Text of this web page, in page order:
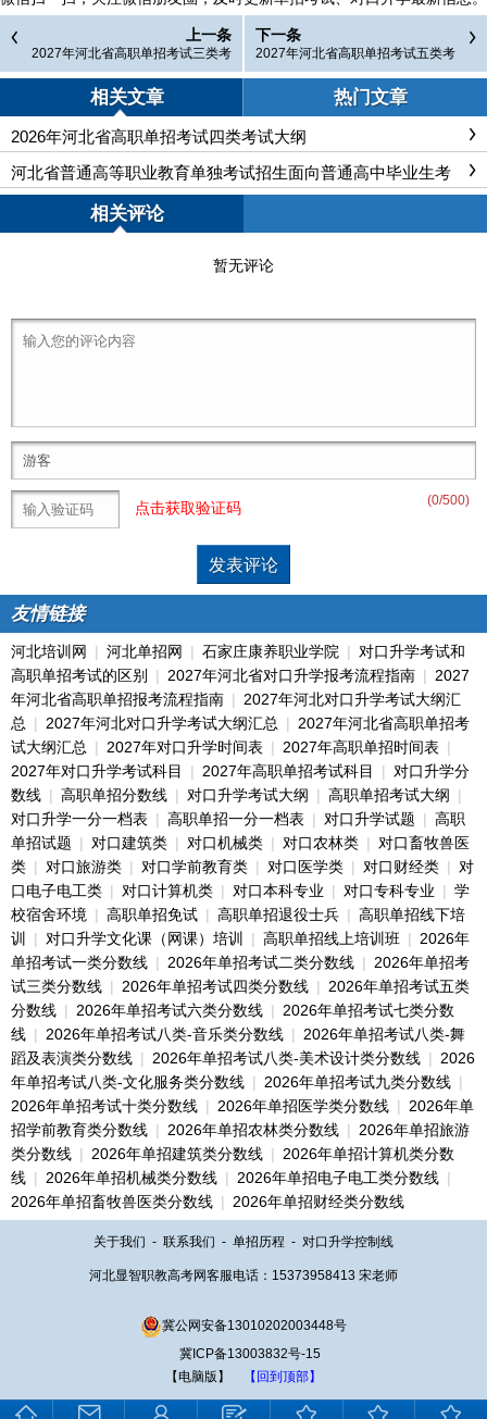
上一条
2027年河北省高职单招考试三类考
试大纲
下一条
2027年河北省高职单招考试五类考
试大纲
相关文章 热门文章
2026年河北省高职单招考试四类考试大纲
河北省普通高等职业教育单独考试招生面向普通高中毕业生考
试四类职业技能考试说明
相关评论
暂无评论
(0/500)
点击获取验证码
友情链接
河北培训网 | 河北单招网 | 石家庄康养职业学院 | 对口升学考试和
高职单招考试的区别
| 2027年河北省对口升学报考流程指南 | 2027
年河北省高职单招报考流程指南 | 2027年河北对口升学考试大纲汇
总 | 2027年河北对口升学考试大纲汇总 | 2027年河北省高职单招考
试大纲汇总 | 2027年对口升学时间表 | 2027年高职单招时间表 |
2027年对口升学考试科目
| 2027年高职单招考试科目 | 对口升学分
数线 | 高职单招分数线 | 对口升学考试大纲 | 高职单招考试大纲 |
对口升学一分一档表 | 高职单招一分一档表 | 对口升学试题 | 高职
单招试题 | 对口建筑类 | 对口机械类 | 对口农林类 | 对口畜牧兽医
类 | 对口旅游类 | 对口学前教育类 | 对口医学类 | 对口财经类 | 对
口电子电工类 | 对口计算机类 | 对口本科专业 | 对口专科专业 | 学
校宿舍环境 | 高职单招免试 | 高职单招退役士兵 | 高职单招线下培
训
| 对口升学文化课（网课）培训 | 高职单招线上培训班 | 2026年
单招考试一类分数线 | 2026年单招考试二类分数线 | 2026年单招考
试三类分数线 | 2026年单招考试四类分数线 | 2026年单招考试五类
分数线 | 2026年单招考试六类分数线 | 2026年单招考试七类分数
线 | 2026年单招考试八类-音乐类分数线 | 2026年单招考试八类-舞
蹈及表演类分数线 | 2026年单招考试八类-美术设计类分数线 | 2026
年单招考试八类-文化服务类分数线 | 2026年单招考试九类分数线 |
2026年单招考试十类分数线 | 2026年单招医学类分数线 | 2026年单
招学前教育类分数线 | 2026年单招农林类分数线 | 2026年单招旅游
类分数线 | 2026年单招建筑类分数线 | 2026年单招计算机类分数
线 | 2026年单招机械类分数线 | 2026年单招电子电工类分数线 |
2026年单招畜牧兽医类分数线 | 2026年单招财经类分数线
关于我们 - 联系我们 - 单招历程 - 对口升学控制线
河北显智职教高考网客服电话：15373958413 宋老师
冀公网安备13010202003448号
冀ICP备13003832号-15
【电脑版】
【回到顶部】